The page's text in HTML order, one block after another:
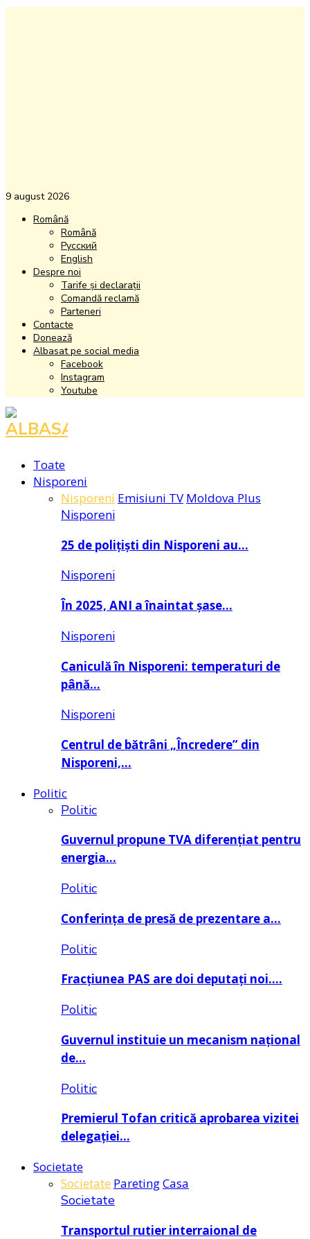
9 august 2026
Română
Română
Русский
English
Despre noi
Tarife și declarații
Comandă reclamă
Parteneri
Contacte
Donează
Albasat pe social media
Facebook
Instagram
Youtube
Facebook
Instagram
Youtube
Toate
Nisporeni
Nisporeni Emisiuni TV Moldova Plus
Nisporeni
25 de polițiști din Nisporeni au…
Nisporeni
În 2025, ANI a înaintat șase…
Nisporeni
Caniculă în Nisporeni: temperaturi de
până…
Nisporeni
Centrul de bătrâni „Încredere” din
Nisporeni,…
Politic
Politic
Guvernul propune TVA diferențiat pentru
energia…
Politic
Conferința de presă de prezentare a…
Politic
Fracțiunea PAS are doi deputați noi….
Politic
Guvernul instituie un mecanism național
de…
Politic
Premierul Tofan critică aprobarea vizitei
delegației…
Societate
Societate ParetingCasa
Societate
Transportul rutier interraional de